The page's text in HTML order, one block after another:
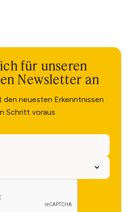
für unseren
Newsletter an
den neuesten Erkenntnissen
Schritt voraus